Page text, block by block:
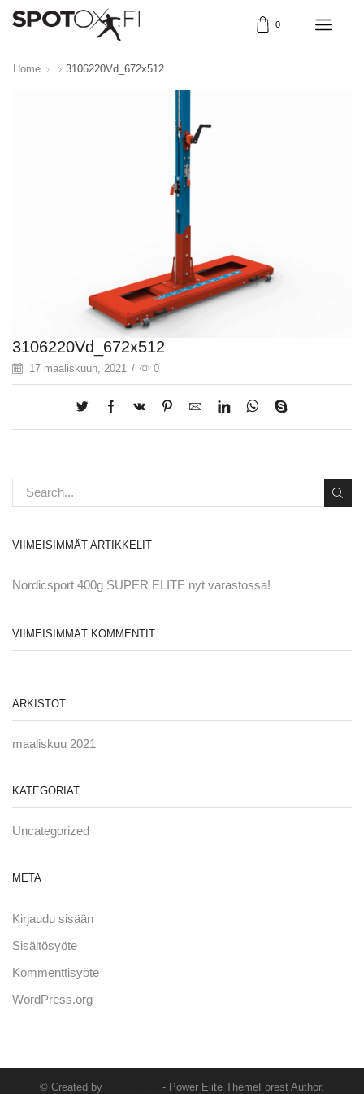
0
Home 3106220Vd_672x512
3106220Vd_672x512
17 maaliskuun, 2021 / 0
VIIMEISIMMÄT ARTIKKELIT
Nordicsport 400g SUPER ELITE nyt varastossa!
VIIMEISIMMÄT KOMMENTIT
ARKISTOT
maaliskuu 2021
KATEGORIAT
Uncategorized
META
Kirjaudu sisään
Sisältösyöte
Kommenttisyöte
WordPress.org
© Created by - Power Elite ThemeForest Author.